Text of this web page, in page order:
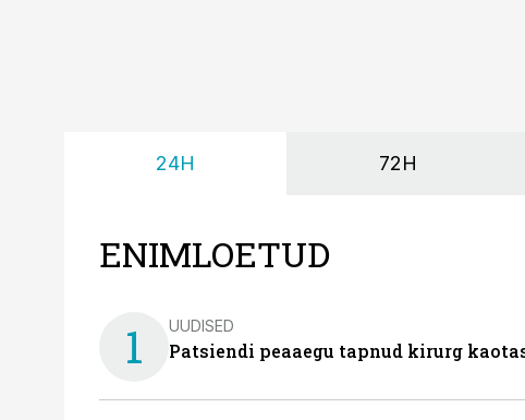
24H 72H
ENIMLOETUD
1 UUDISED
Patsiendi peaaegu tapnud kirurg